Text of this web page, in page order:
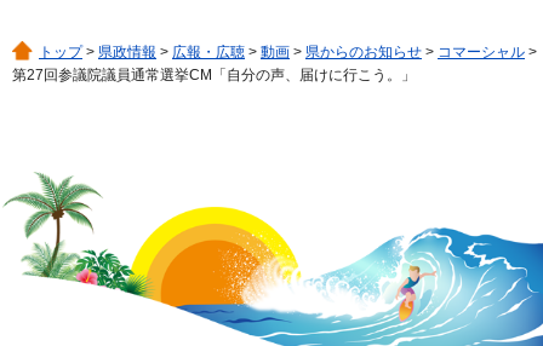
トップ> 県政情報 > 広報・広聴 > 動画 > 県からのお知らせ > コマーシャル >
第27回参議院議員通常選挙CM「自分の声、届けに行こう。」